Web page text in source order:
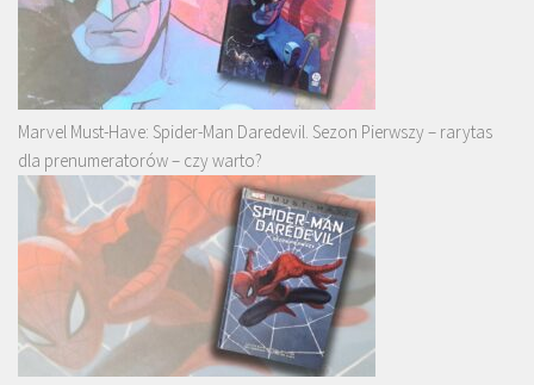
Marvel Must-Have: Spider-Man Daredevil. Sezon Pierwszy – rarytas
dla prenumeratorów – czy warto?